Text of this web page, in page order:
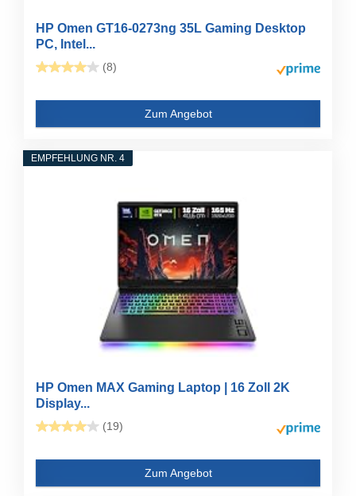
HP Omen GT16-0273ng 35L Gaming Desktop
PC, Intel...
(8)
Zum Angebot
EMPFEHLUNG NR. 4
HP Omen MAX Gaming Laptop | 16 Zoll 2K
Display...
(19)
Zum Angebot